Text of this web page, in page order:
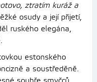
ztratím kuráž a
osudy a její přijetí,
ruského elegána,
estonského
a soustředěně.